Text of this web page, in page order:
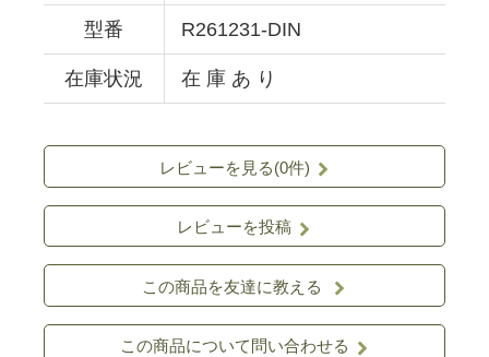
型番 R261231-DIN
在庫状況 在 庫 あ り
レビューを見る(0件)
レビューを投稿
この商品を友達に教える
この商品について問い合わせる